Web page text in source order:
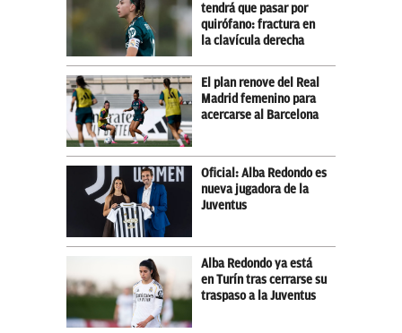
tendrá que pasar por
quirófano: fractura en
la clavícula derecha
El plan renove del Real
Madrid femenino para
acercarse al Barcelona
Oficial: Alba Redondo es
nueva jugadora de la
Juventus
Alba Redondo ya está
en Turín tras cerrarse su
traspaso a la Juventus